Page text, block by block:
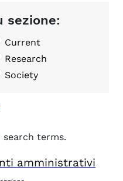
sezione:
Current
Research
Society
terms.
amministrativi